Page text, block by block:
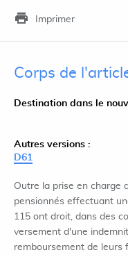
Imprimer
Corps de
Destination dans le
Autres versions :
D61
Outre la prise en charge
pensionnés effectuant
115 ont droit, dans des
versement d'une
remboursement de leurs